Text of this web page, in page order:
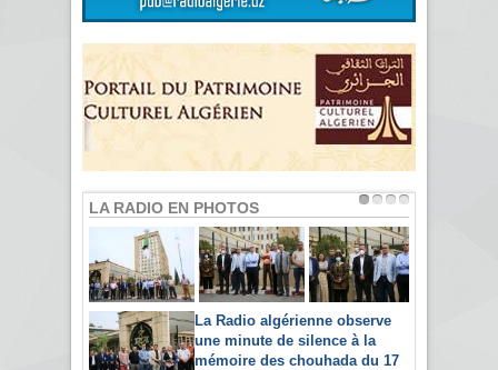
LA RADIO EN PHOTOS
La Radio algérienne observe
une minute de silence à la
mémoire des chouhada du 17